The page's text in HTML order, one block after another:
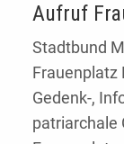
Aufruf
Stadtbund
Frauenplatz
Gedenk-,
patriarchale